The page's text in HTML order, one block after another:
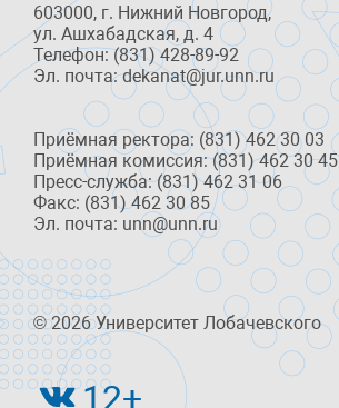
603000, г. Нижний Новгород,
ул. Ашхабадская, д. 4
Телефон: (831) 428-89-92
Эл. почта: dekanat@jur.unn.ru
Приёмная ректора: (831) 462 30 03
Приёмная комиссия: (831) 462 30 45
Пресс-служба: (831) 462 31 06
Факс: (831) 462 30 85
Эл. почта: unn@unn.ru
© 2026 Университет Лобачевского
12+